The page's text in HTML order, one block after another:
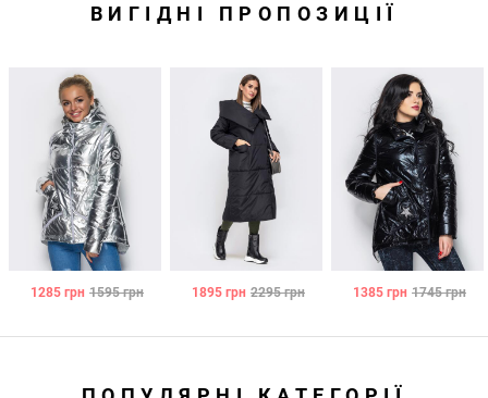
ВИГІДНІ ПРОПОЗИЦІЇ
1285 грн 1595 грн 1895 грн 2295 грн 1385 грн 1745 грн